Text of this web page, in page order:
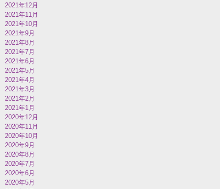
2021年12月
2021年11月
2021年10月
2021年9月
2021年8月
2021年7月
2021年6月
2021年5月
2021年4月
2021年3月
2021年2月
2021年1月
2020年12月
2020年11月
2020年10月
2020年9月
2020年8月
2020年7月
2020年6月
2020年5月